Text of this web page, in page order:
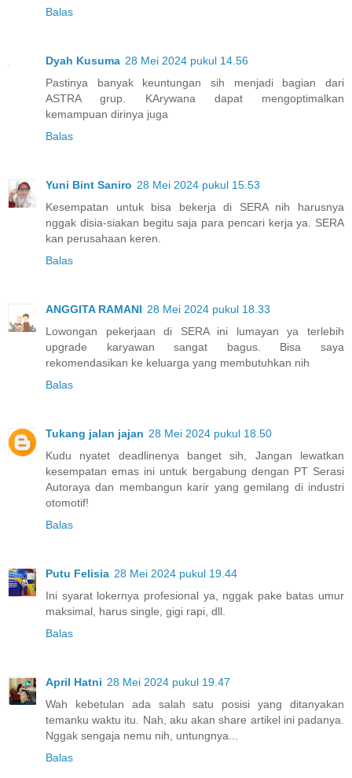
Balas
Dyah Kusuma 28 Mei 2024 pukul 14.56
Pastinya banyak keuntungan sih menjadi bagian dari
ASTRA grup. KArywana dapat mengoptimalkan
kemampuan dirinya juga
Balas
Yuni Bint Saniro 28 Mei 2024 pukul 15.53
Kesempatan untuk bisa bekerja di SERA nih harusnya
nggak disia-siakan begitu saja para pencari kerja ya. SERA
kan perusahaan keren.
Balas
ANGGITA RAMANI 28 Mei 2024 pukul 18.33
Lowongan pekerjaan di SERA ini lumayan ya terlebih
upgrade karyawan sangat bagus. Bisa saya
rekomendasikan ke keluarga yang membutuhkan nih
Balas
Tukang jalan jajan 28 Mei 2024 pukul 18.50
Kudu nyatet deadlinenya banget sih, Jangan lewatkan
kesempatan emas ini untuk bergabung dengan PT Serasi
Autoraya dan membangun karir yang gemilang di industri
otomotif!
Balas
Putu Felisia 28 Mei 2024 pukul 19.44
Ini syarat lokernya profesional ya, nggak pake batas umur
maksimal, harus single, gigi rapi, dll.
Balas
April Hatni 28 Mei 2024 pukul 19.47
Wah kebetulan ada salah satu posisi yang ditanyakan
temanku waktu itu. Nah, aku akan share artikel ini padanya.
Nggak sengaja nemu nih, untungnya...
Balas